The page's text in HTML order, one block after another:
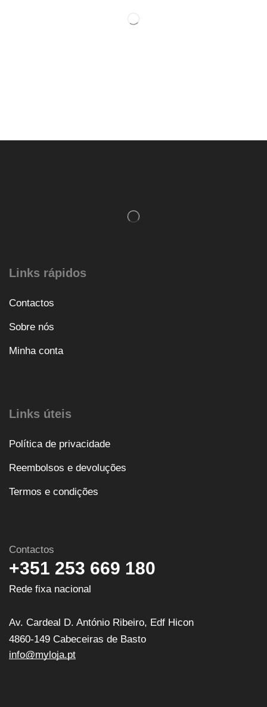
Links rápidos
Contactos
Sobre nós
Minha conta
Links úteis
Política de privacidade
Reembolsos e devoluções
Termos e condições
Contactos
+351 253 669 180
Rede fixa nacional
Av. Cardeal D. António Ribeiro, Edf Hicon
4860-149 Cabeceiras de Basto
info@myloja.pt